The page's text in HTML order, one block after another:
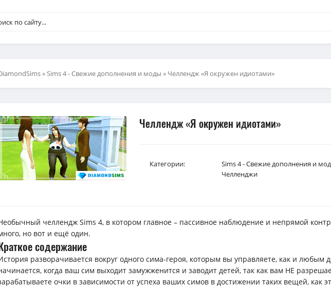
»Sims 4 - Свежие дополнения и моды » Челлендж «Я окружен идиотами»
Челлендж «Я окружен идиотами»
Категории: Sims 4 - Свежие дополнения и
Челленджи
челлендж Sims 4, в котором главное – пассивное наблюдение и непрямой
но вот и ещё один.
содержание
разворачивается вокруг одного сима-героя, которым вы управляете, как и любым
когда ваш сим выходит замужженится и заводит детей, так как вам НЕ
очки в зависимости от успеха ваших симов в достижении таких вещей, как